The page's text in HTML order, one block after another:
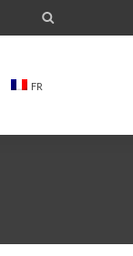
FR